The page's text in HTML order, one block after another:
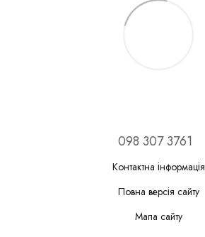
098 307 3761
Контактна інформація
Повна версія сайту
Мапа сайту